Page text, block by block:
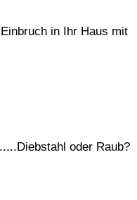
in Ihr Haus mit
oder Raub?
Land